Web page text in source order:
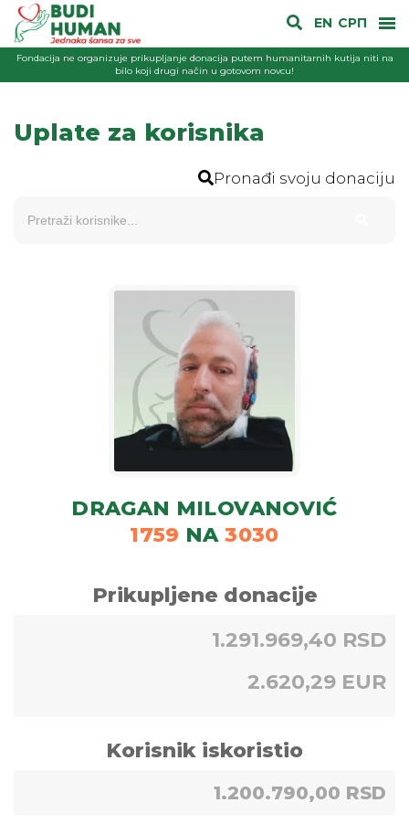
EN СРП
Fondacija ne organizuje prikupljanje donacija putem humanitarnih kutija niti na
bilo koji drugi način u gotovom novcu!
Uplate za korisnika
Pronađi svoju donaciju
DRAGAN MILOVANOVIĆ
1759 NA 3030
Prikupljene donacije
1.291.969,40 RSD
2.620,29 EUR
Korisnik iskoristio
1.200.790,00 RSD